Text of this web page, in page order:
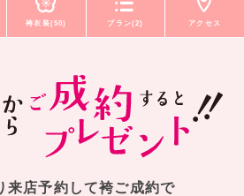
袴衣装(50) プラン(2) アクセス
来店予約して袴ご成約で